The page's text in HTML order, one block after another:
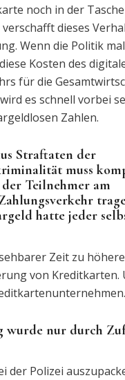
noch in der
dieses
Wenn die Politik
Kosten des
für die
es schnell vorbei
Zahlen.
Straftaten der
muss
Teilnehmer am
hatte jeder
Zeit zu
von Kreditkarten.
wurde nur durch
der Polizei